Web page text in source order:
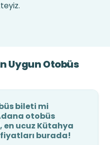
Uygun Otobüs
bileti mi
otobüs
en ucuz Kütahya
burada!